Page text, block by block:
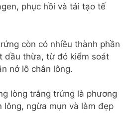
phục hồi và tái tạo tế
còn có nhiều thành phần
dầu thừa, từ đó kiểm soát
nở lỗ chân lông.
lòng trắng trứng là phương
lông, ngừa mụn và làm đẹp